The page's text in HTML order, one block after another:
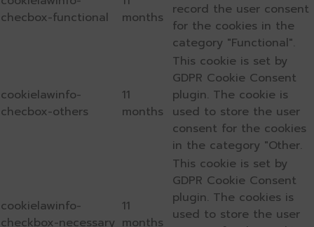
checbox-functional
months
record the user consent
for the cookies in the
category "Functional".
cookielawinfo-
checbox-others
11
months
This cookie is set by
GDPR Cookie Consent
plugin. The cookie is
used to store the user
consent for the cookies
in the category "Other.
cookielawinfo-
checkbox-necessary
11
months
This cookie is set by
GDPR Cookie Consent
plugin. The cookies is
used to store the user